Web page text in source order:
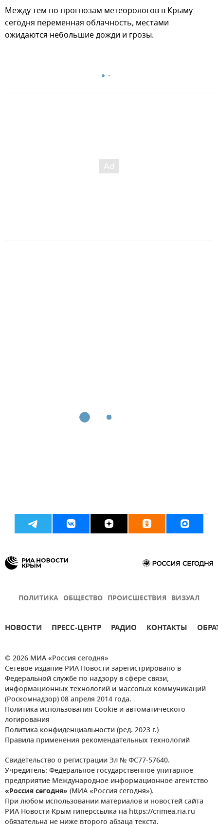
Между тем по прогнозам метеорологов в Крыму
сегодня переменная облачность, местами
ожидаются небольшие дожди и грозы.
ПОЛИТИКА ОБЩЕСТВО ПРОИСШЕСТВИЯ ВИЗУАЛ
НОВОСТИ ПРЕСС-ЦЕНТР РАДИО КОНТАКТЫ
© 2026 МИА «Россия сегодня»
Сетевое издание РИА Новости зарегистрировано в
Федеральной службе по надзору в сфере связи,
информационных технологий и массовых коммуникаций
(Роскомнадзор) 08 апреля 2014 года.
Политика использования Cookie и автоматического
логирования
Политика конфиденциальности (ред. 2023 г.)
Правила применения рекомендательных технологий
Свидетельство о регистрации Эл № ФС77-57640.
Учредитель: Федеральное государственное унитарное
предприятие Международное информационное агентство
«Россия сегодня» (МИА «Россия сегодня»).
При любом использовании материалов и новостей сайта
РИА Новости Крым гиперссылка на https://crimea.ria.ru
обязательна не ниже второго абзаца текста.